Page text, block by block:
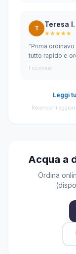
T Teresa I.
★★★★★
“Prima
tutto rapido e
Frosinone
Leggi
Recensioni
Acqua a
Ordina